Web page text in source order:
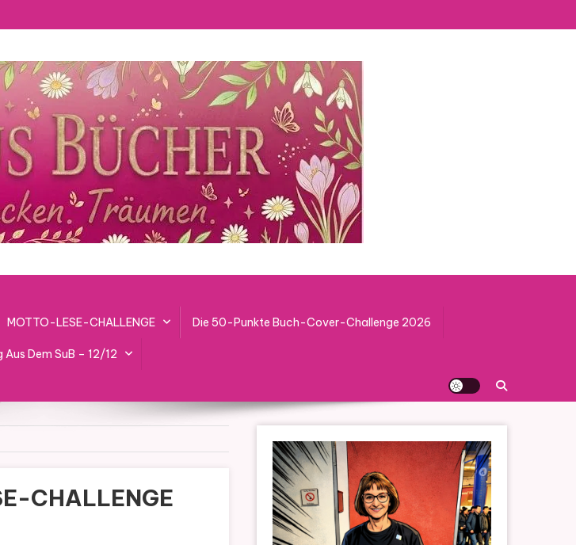
MOTTO-LESE-CHALLENGE Die 50-Punkte Buch-Cover-Challenge 2026
Dem SuB – 12/12
CHALLENGE